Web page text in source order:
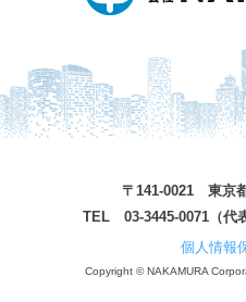
〒141-0021 東京
TEL 03-3445-0071（
個人情報
Copyright © NAKAMURA